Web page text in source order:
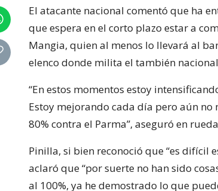
El atacante nacional comentó que ha
que espera en el corto plazo estar a
Mangia, quien al menos lo llevará al
elenco donde milita el también
“En estos momentos estoy
Estoy mejorando cada día pero aún no
80% contra el Parma”, aseguró en
Pinilla, si bien reconoció que “es difícil
aclaró que “por suerte no han sido
al 100%, ya he demostrado lo que